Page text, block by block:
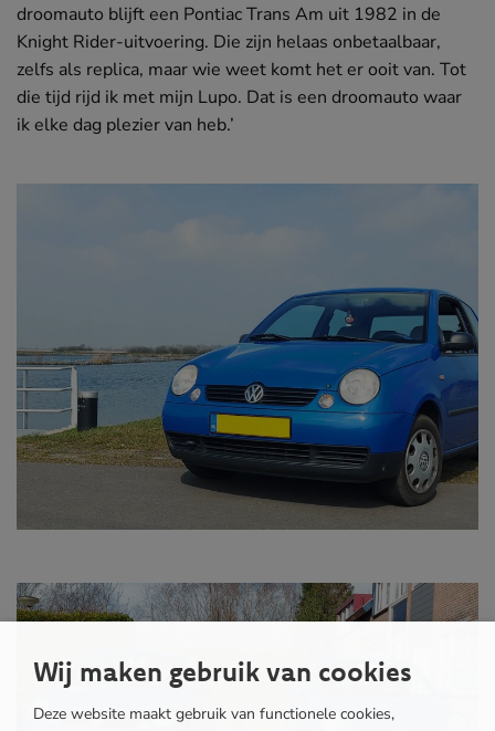
droomauto blijft een Pontiac Trans Am uit 1982 in de
Knight Rider-uitvoering. Die zijn helaas onbetaalbaar,
zelfs als replica, maar wie weet komt het er ooit van. Tot
die tijd rijd ik met mijn Lupo. Dat is een droomauto waar
ik elke dag plezier van heb.’
Wij maken gebruik van cookies
Deze website maakt gebruik van functionele cookies,